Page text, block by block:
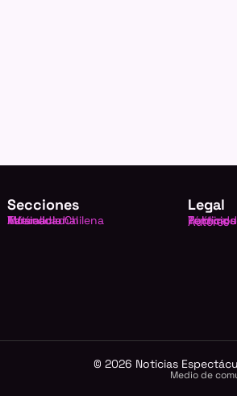
Secciones
Farándula Chilena
Internacional
TV
Música
Actualidad
Legal
Política
Autores
© 2026 Noticias
Medio de